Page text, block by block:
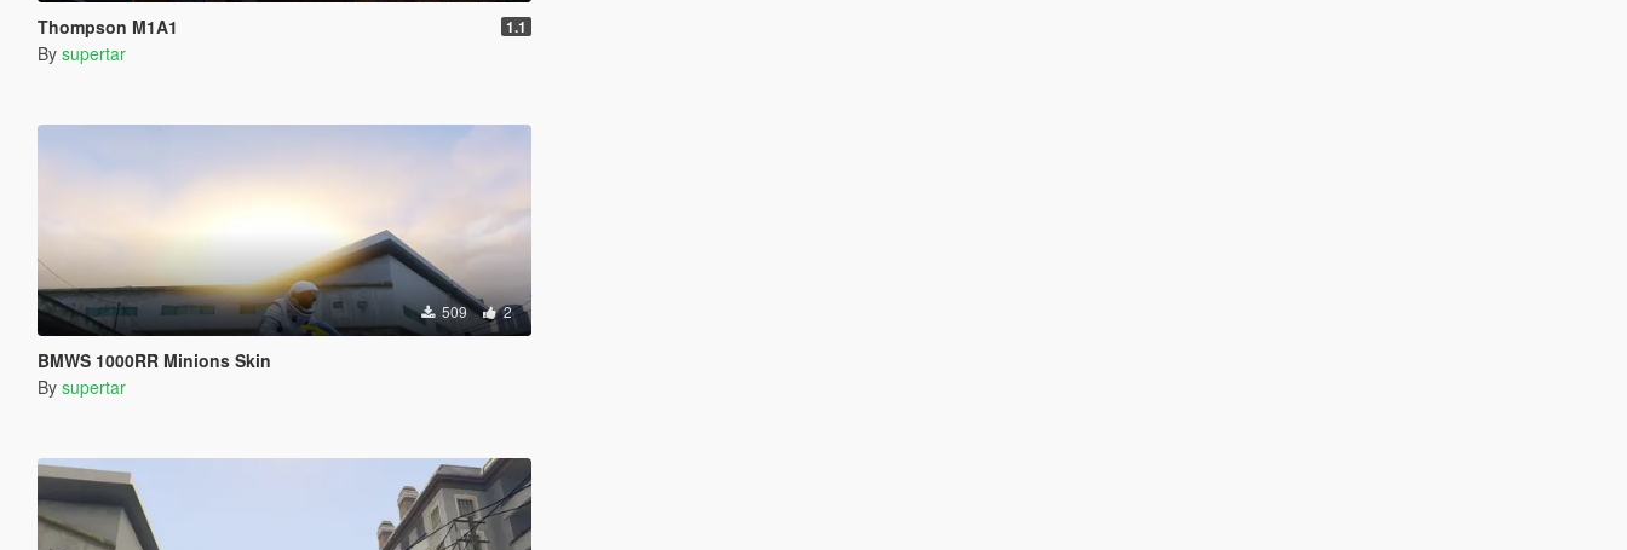
Thompson M1A1 1.1
By supertar
509 2
BMWS 1000RR Minions Skin
By supertar